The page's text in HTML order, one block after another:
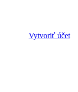
Vytvoriť účet